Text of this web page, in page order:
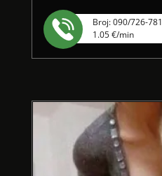
Broj: 090/726-781
1.05 €/min